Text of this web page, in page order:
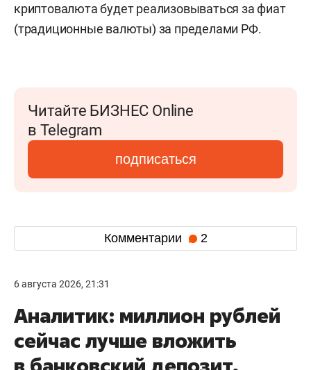
криптовалюта будет реализовываться за фиат
(традиционные валюты) за пределами РФ.
Читайте БИЗНЕС Online
в Telegram
подписаться
Комментарии 2
6 августа 2026, 21:31
Аналитик: миллион рублей
сейчас лучше вложить